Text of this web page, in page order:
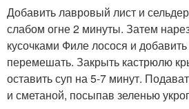
Добавить лавровый лист и
слабом огне 2 минуты. Затем
кусочками Филе лосося и добавить
перемешать. Закрыть кастрюлю
оставить суп на 5-7 минут.
и сметаной, посыпав зеленью